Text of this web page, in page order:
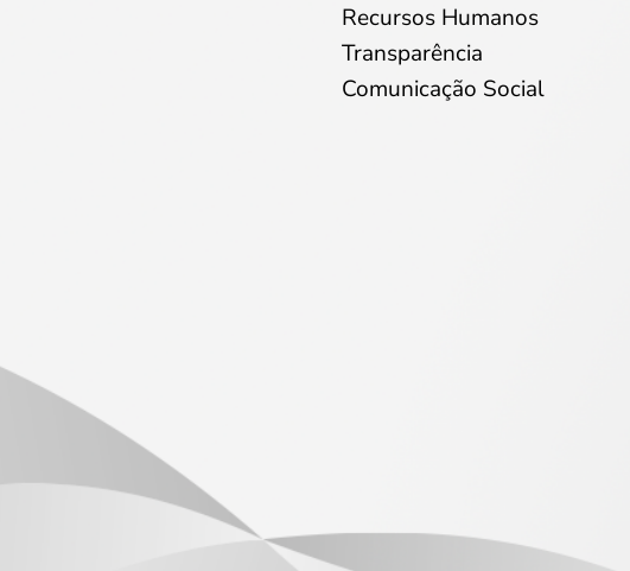
Recursos Humanos
Transparência
Comunicação Social